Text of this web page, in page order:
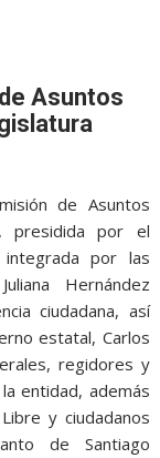
Asuntos
de Asuntos
presidida por el
por las
Hernández
ciudadana, así
estatal, Carlos
regidores y
entidad, además
y ciudadanos
de Santiago